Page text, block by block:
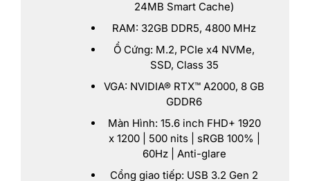
24MB Smart Cache)
RAM: 32GB DDR5, 4800 MHz
Ổ Cứng: M.2, PCIe x4 NVMe,
SSD, Class 35
VGA: NVIDIA® RTX™ A2000, 8 GB
GDDR6
Màn Hình: 15.6 inch FHD+ 1920
x 1200 | 500 nits | sRGB 100% |
60Hz | Anti-glare
Cổng giao tiếp: USB 3.2 Gen 2